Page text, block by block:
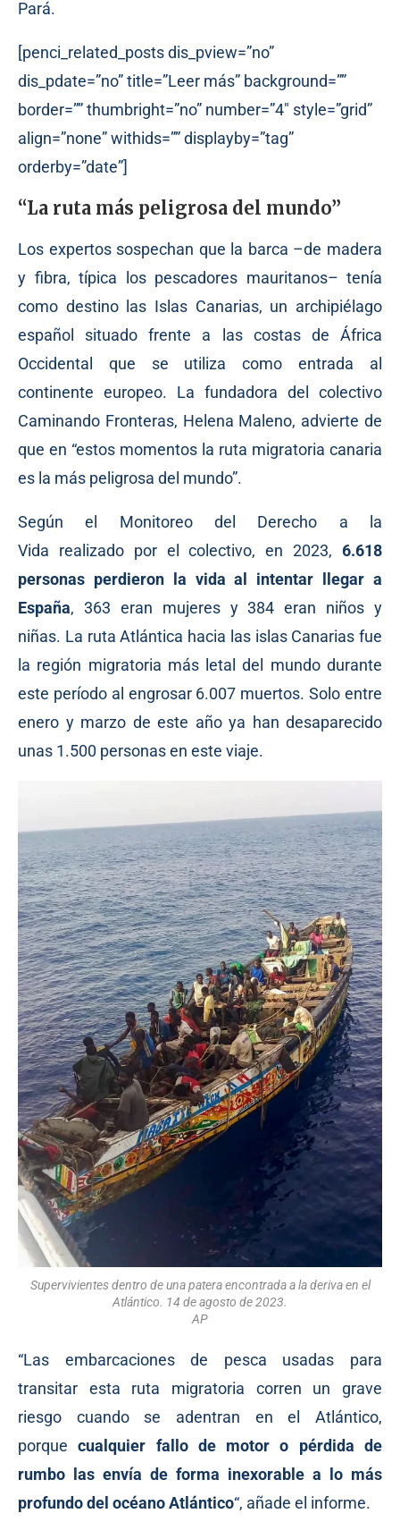
Pará.
[penci_related_posts dis_pview=”no”
dis_pdate=”no” title=”Leer más” background=””
border=”” thumbright=”no” number=”4″ style=”grid”
align=”none” withids=”” displayby=”tag”
orderby=”date”]
“La ruta más peligrosa del mundo”
Los expertos sospechan que la barca –de madera
y fibra, típica los pescadores mauritanos– tenía
como destino las Islas Canarias, un archipiélago
español situado frente a las costas de África
Occidental que se utiliza como entrada al
continente europeo. La fundadora del colectivo
Caminando Fronteras, Helena Maleno, advierte de
que en “estos momentos la ruta migratoria canaria
es la más peligrosa del mundo”.
Según el Monitoreo del Derecho a la
Vida realizadopor el colectivo, en 2023,6.618
personas perdieron la vida al intentar llegar a
España, 363 eran mujeres y 384 eran niños y
niñas. La ruta Atlántica hacia las islas Canarias fue
la región migratoria más letal del mundo durante
este período al engrosar 6.007 muertos. Solo entre
enero y marzo de este año ya han desaparecido
unas 1.500 personas en este viaje.
Supervivientes dentro de una patera encontrada a la deriva en el
Atlántico. 14 de agosto de 2023.
AP
“Las embarcaciones de pesca usadas para
transitar esta ruta migratoria corren un grave
riesgo cuando se adentran en el Atlántico,
porquecualquier fallo de motor o pérdida de
rumbo las envía de forma inexorable a lo más
profundo del océano Atlántico“, añade el informe.